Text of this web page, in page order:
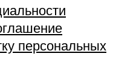
персональных